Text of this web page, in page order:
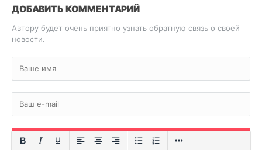
ДОБАВИТЬ КОММЕНТАРИЙ
Автору будет очень приятно узнать обратную связь о своей
новости.